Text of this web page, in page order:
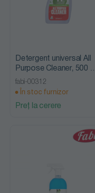
Detergent universal All
Purpose Cleaner, 500 ml
- Higeea
fabi-00312
În stoc furnizor
Preț la cerere